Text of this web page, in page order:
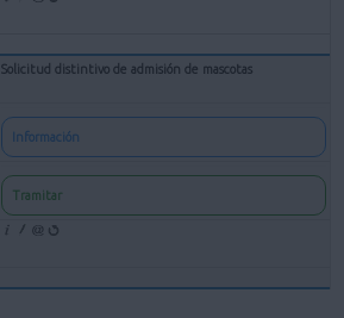
Solicitud distintivo de admisión de mascotas
Información
Tramitar